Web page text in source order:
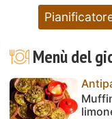
Menù del